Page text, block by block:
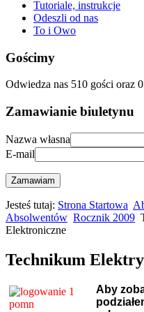
Tutoriale, instrukcje
Odeszli od nas
To i Owo
Gościmy
Odwiedza nas 510 gości oraz
Zamawianie biuletynu
Nazwa własna
E-mail
Zamawiam
Jesteś tutaj: Strona Startowa
Absolwentów Rocznik 2009
Elektroniczne
Technikum
Aby